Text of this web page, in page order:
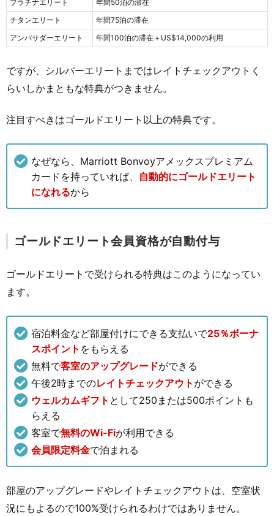
プラチナエリート
年間50泊の滞在
チタンエリート
年間75泊の滞在
アンバサダーエリート
年間100泊の滞在＋US$14,000の利用
ですが、シルバーエリートまではレイトチェックアウトく
らいしかまともな特典がつきません。
注目すべきはゴールドエリート以上の特典です。
なぜなら、Marriott Bonvoyアメックスプレミアム
カードを持っていれば、 自動的にゴールドエリート
になれるから
ゴールドエリート会員資格が⾃動付与
ゴールドエリートで受けられる特典はこのようになってい
ます。
宿泊料金など部屋付けにできる支払いで25％ボーナ
スポイント をもらえる
無料で客室のアップグレードができる
午後2時までのレイトチェックアウト ができる
ウェルカムギフト として250または500ポイントも
らえる
客室で無料のWi-Fiが利用できる
会員限定料金で泊まれる
部屋のアップグレードやレイトチェックアウトは、空室状
況にもよるので100%受けられるわけではありません。